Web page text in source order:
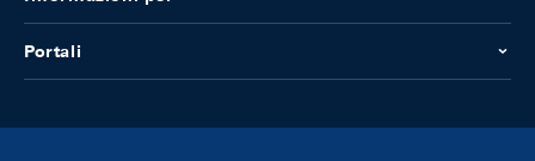
Portali